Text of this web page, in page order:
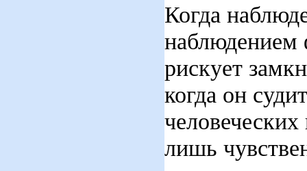
Когда
наблюдением
рискует
когда он
лишь